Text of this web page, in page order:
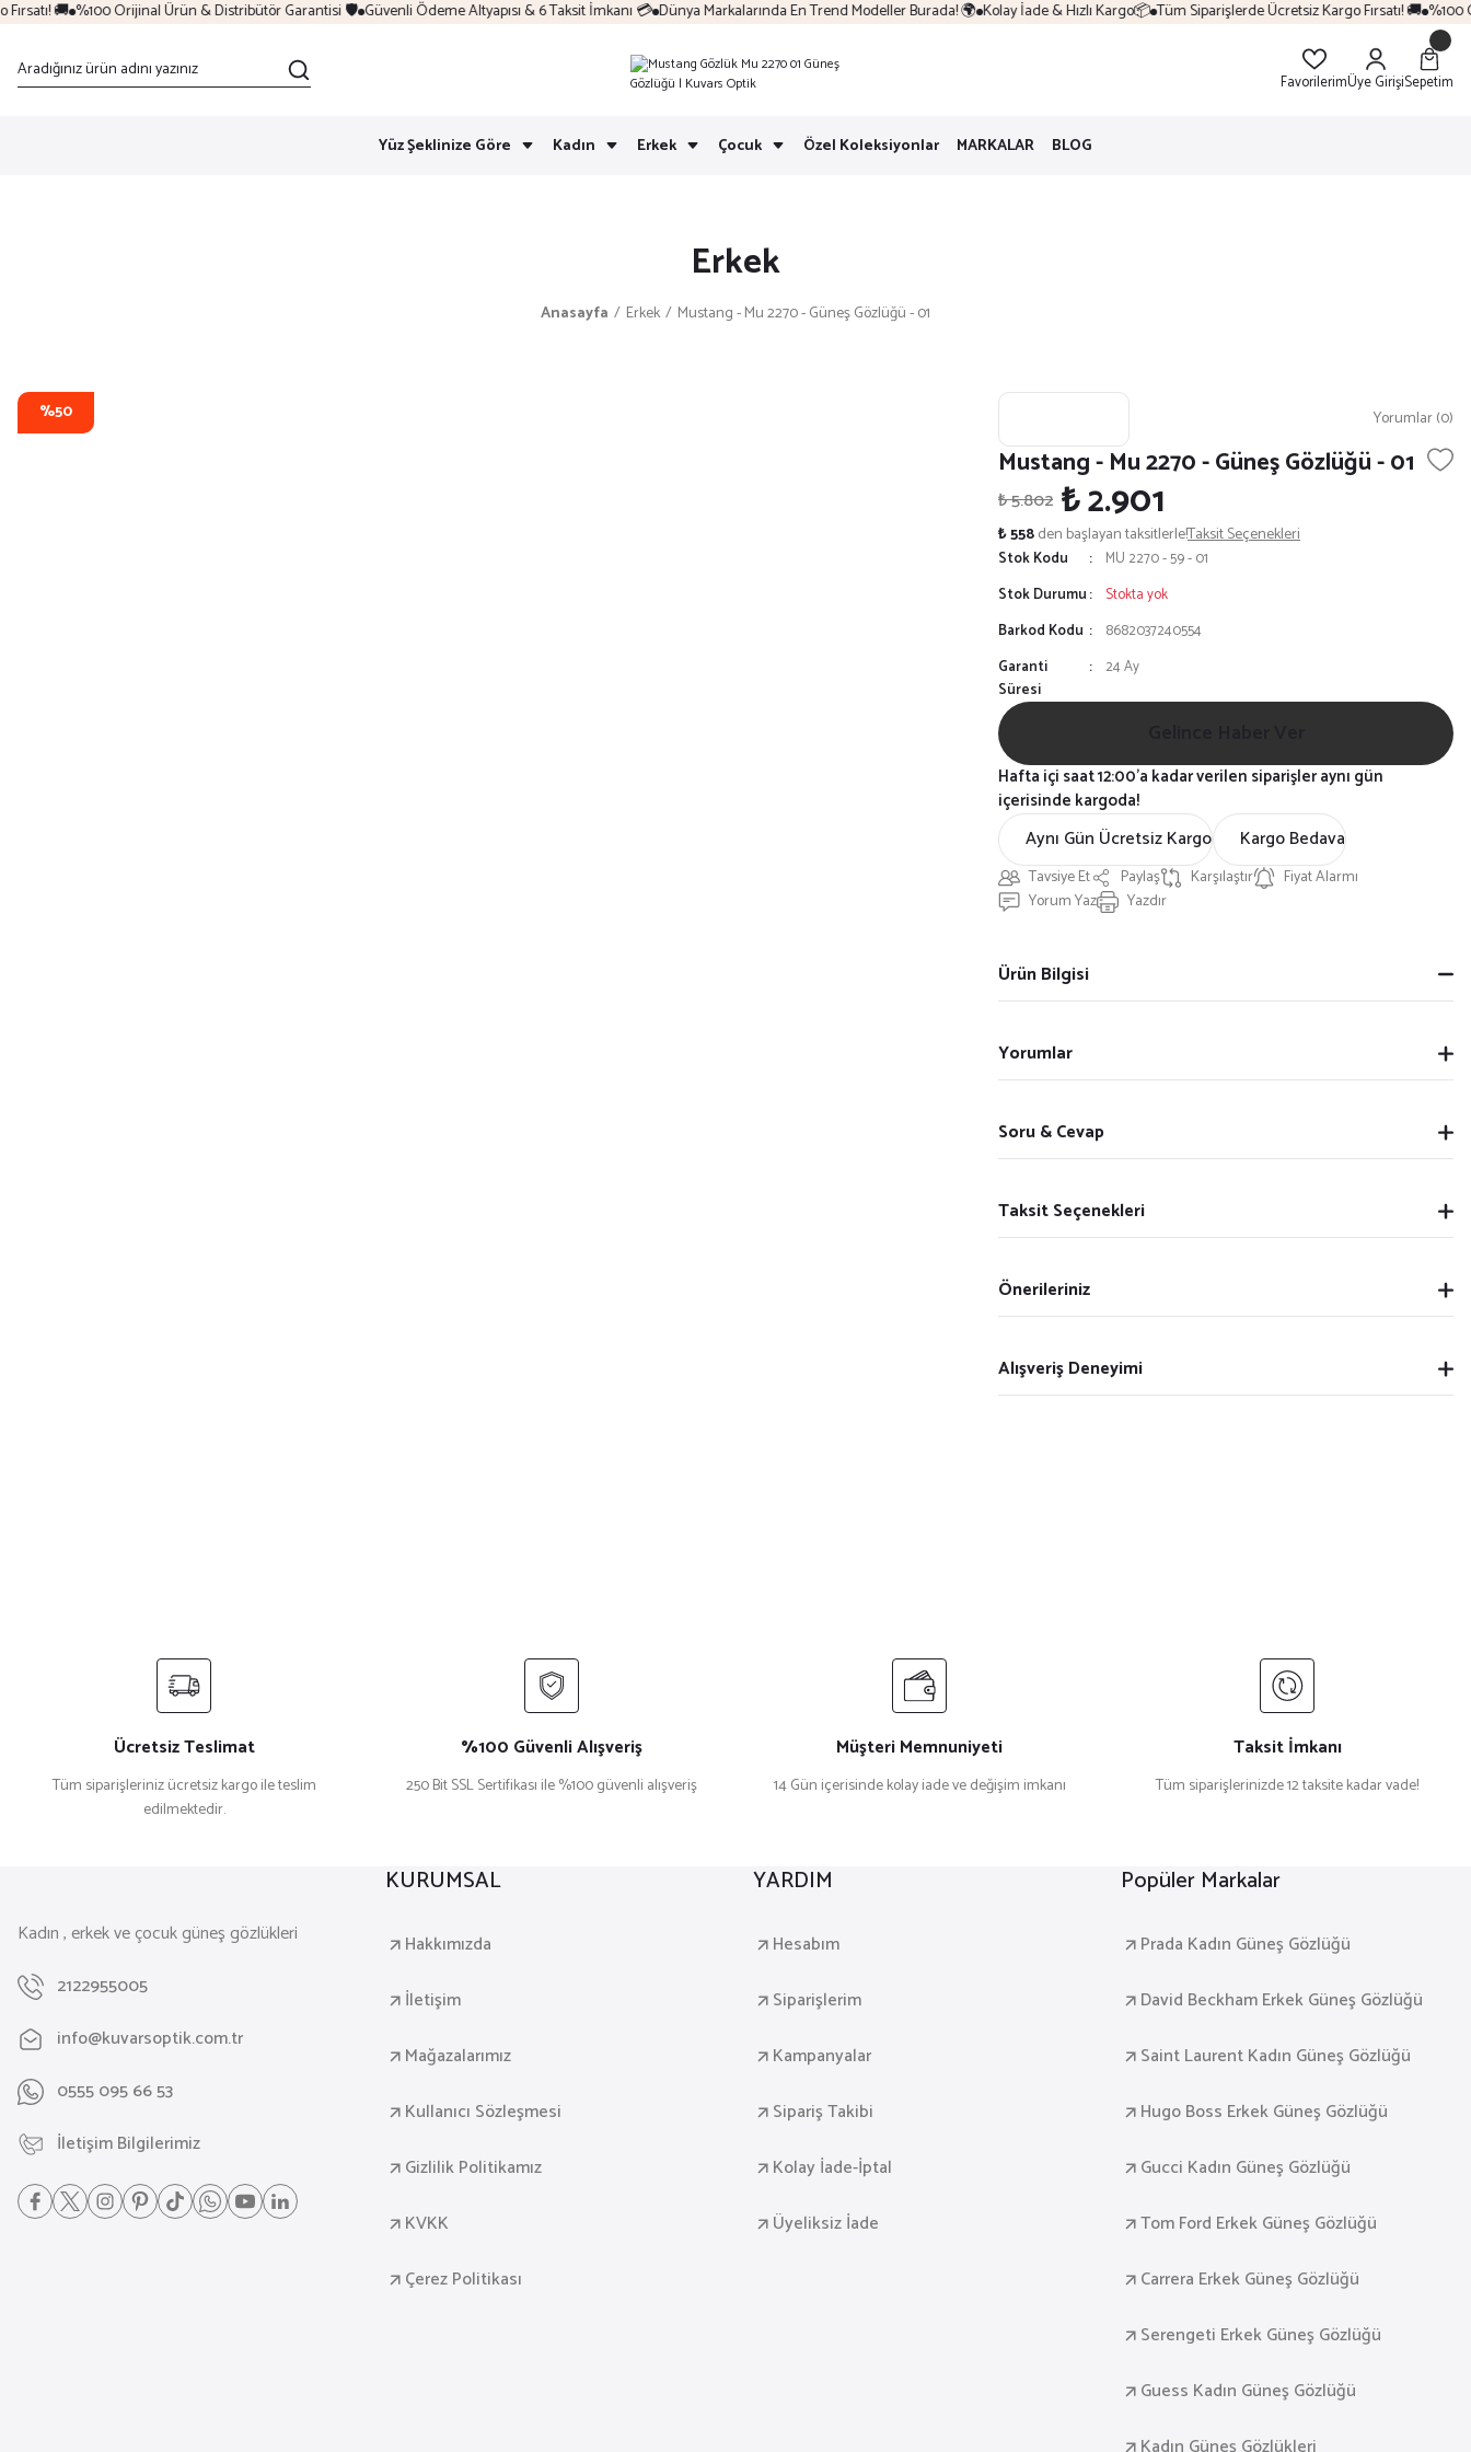
🚚 %100 Orijinal Ürün & Distribütör Garantisi 🛡️ Güvenli Ödeme Altyapısı & 6 Taksit İmkanı 💳 Dünya Markalarında En Trend Modeller Burada! 🌍 Kolay İade & Hızlı Kargo📦 Tüm Siparişlerde Ücretsiz Kargo Fırsatı! 🚚 %100
FavorilerimÜye GirişiSepetim
Yüz Şeklinize Göre Kadın Erkek Çocuk Özel Koleksiyonlar MARKALAR BLOG
Erkek
Anasayfa Erkek Mustang - Mu 2270 - Güneş Gözlüğü - 01
%50 Yorumlar (0)
Mustang - Mu 2270 - Güneş Gözlüğü - 01
₺ 5.802 ₺ 2.901
₺ 558den başlayan taksitlerle!Taksit Seçenekleri
Stok Kodu
MU 2270 - 59 - 01
Stok Durumu
Stokta yok
Barkod Kodu
8682037240554
Garanti
Süresi
24 Ay
Aynı Gün Ücretsiz Kargo Kargo Bedava
Tavsiye Et Paylaş Karşılaştır
Fiyat Alarmı
Yorum Yaz
Yazdır
Hafta içi saat 12:00'a kadar verilen siparişler aynı gün
içerisinde kargoda!
Ürün Bilgisi
Yorumlar
Soru & Cevap
Taksit Seçenekleri
Önerileriniz
Alışveriş Deneyimi
Ücretsiz Teslimat
Tüm siparişleriniz ücretsiz kargo ile teslim
edilmektedir.
%100 Güvenli Alışveriş
250 Bit SSL Sertifikası ile %100 güvenli alışveriş
Müşteri Memnuniyeti
14 Gün içerisinde kolay iade ve değişim imkanı
Taksit İmkanı
Tüm siparişlerinizde 12 taksite kadar vade!
Kadın , erkek ve çocuk güneş gözlükleri
2122955005
info@kuvarsoptik.com.tr
0555 095 66 53
İletişim Bilgilerimiz
KURUMSAL
Hakkımızda
İletişim
Mağazalarımız
Kullanıcı Sözleşmesi
Gizlilik Politikamız
KVKK
Çerez Politikası
YARDIM
Hesabım
Siparişlerim
Kampanyalar
Sipariş Takibi
Kolay İade-İptal
Üyeliksiz İade
Popüler Markalar
Prada Kadın Güneş Gözlüğü
David Beckham Erkek Güneş Gözlüğü
Saint Laurent Kadın Güneş Gözlüğü
Hugo Boss Erkek Güneş Gözlüğü
Gucci Kadın Güneş Gözlüğü
Tom Ford Erkek Güneş Gözlüğü
Carrera Erkek Güneş Gözlüğü
Serengeti Erkek Güneş Gözlüğü
Guess Kadın Güneş Gözlüğü